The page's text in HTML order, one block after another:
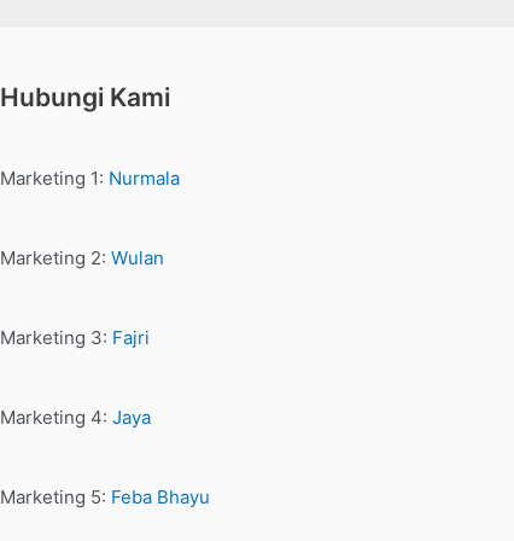
Hubungi Kami
Marketing 1: Nurmala
Marketing 2: Wulan
Marketing 3: Fajri
Marketing 4: Jaya
Marketing 5: Feba Bhayu